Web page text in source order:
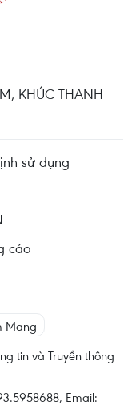
KHÚC THANH
sử dụng
cáo
tin và Truyền thông
Email: